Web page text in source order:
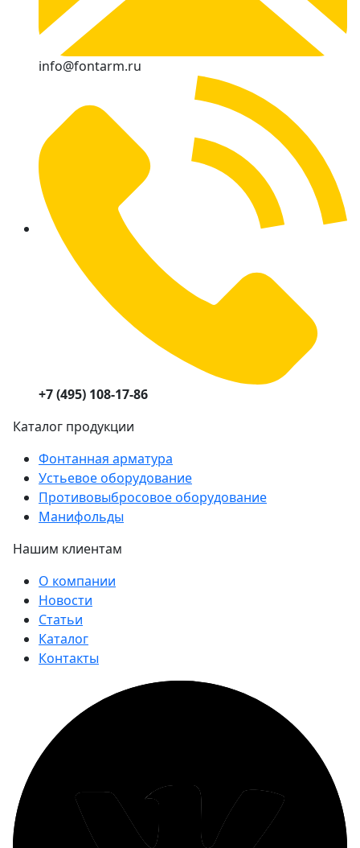
info@fontarm.ru
+7 (495) 108-17-86
Каталог продукции
Фонтанная арматура
Устьевое оборудование
Противовыбросовое оборудование
Манифольды
Нашим клиентам
О компании
Новости
Статьи
Каталог
Контакты